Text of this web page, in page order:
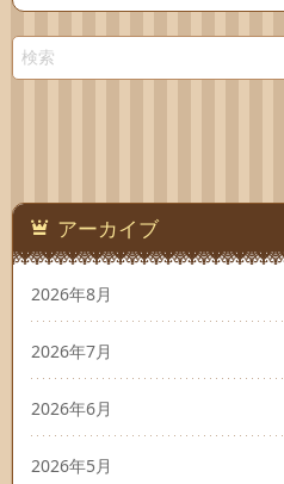
アーカイブ
2026年8月
2026年7月
2026年6月
2026年5月